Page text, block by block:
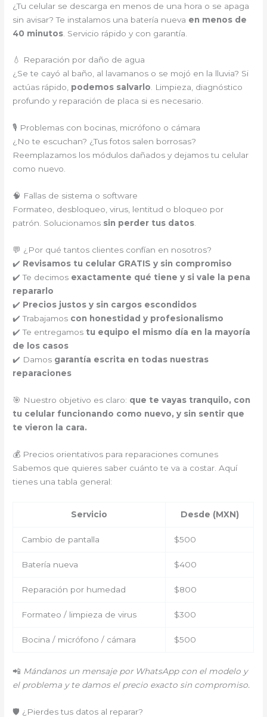
¿Tu celular se descarga en menos de una hora o se apaga
sin avisar? Te instalamos una batería nueva en menos de
40 minutos . Servicio rápido y con garantía.
💧 Reparación por daño de agua
¿Se te cayó al baño, al lavamanos o se mojó en la lluvia? Si
actúas rápido, podemos salvarlo. Limpieza, diagnóstico
profundo y reparación de placa si es necesario.
🎙️ Problemas con bocinas, micrófono o cámara
¿No te escuchan? ¿Tus fotos salen borrosas?
Reemplazamos los módulos dañados y dejamos tu celular
como nuevo.
🧠 Fallas de sistema o software
Formateo, desbloqueo, virus, lentitud o bloqueo por
patrón. Solucionamos sin perder tus datos
💬 ¿Por qué tantos clientes confían en nosotros?
✔️ Revisamos tu celular GRATIS y sin compromiso
✔️ Te decimos exactamente qué tiene y si vale la pena
repararlo
✔️ Precios justos y sin cargos escondidos
✔️ Trabajamos con honestidad y profesionalismo
✔️ Te entregamos tu equipo el mismo día en la mayoría
de los casos
✔️ Damos garantía escrita en todas nuestras
reparaciones
🎯 Nuestro objetivo es claro: que te vayas tranquilo, con
tu celular funcionando como nuevo, y sin sentir que
te vieron la cara.
💰 Precios orientativos para reparaciones comunes
Sabemos que quieres saber cuánto te va a costar. Aquí
tienes una tabla general:
Servicio Desde (MXN)
Cambio de pantalla $500
Batería nueva $400
Reparación por humedad $800
Formateo / limpieza de virus $300
Bocina / micrófono / cámara $500
📲 Mándanos un mensaje por WhatsApp con el modelo y
el problema y te damos el precio exacto sin compromiso.
🛡️ ¿Pierdes tus datos al reparar?